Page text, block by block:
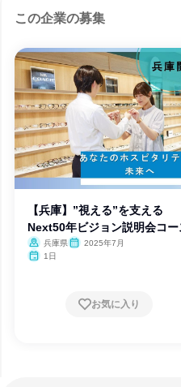
この企業の募集
【兵庫】”視える”を支える
Next50年ビジョン説明会コー
兵庫県
2025年7月
1日
お気に入り